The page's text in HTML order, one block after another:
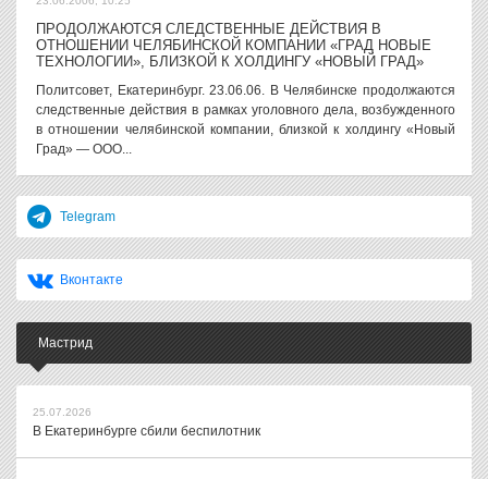
ПРОДОЛЖАЮТСЯ СЛЕДСТВЕННЫЕ ДЕЙСТВИЯ В
ОТНОШЕНИИ ЧЕЛЯБИНСКОЙ КОМПАНИИ «ГРАД НОВЫЕ
ТЕХНОЛОГИИ», БЛИЗКОЙ К ХОЛДИНГУ «НОВЫЙ ГРАД»
Политсовет, Екатеринбург. 23.06.06. В Челябинске продолжаются
следственные действия в рамках уголовного дела, возбужденного
в отношении челябинской компании, близкой к холдингу «Новый
Град» — ООО...
Telegram
Вконтакте
Мастрид
25.07.2026
В Екатеринбурге сбили беспилотник